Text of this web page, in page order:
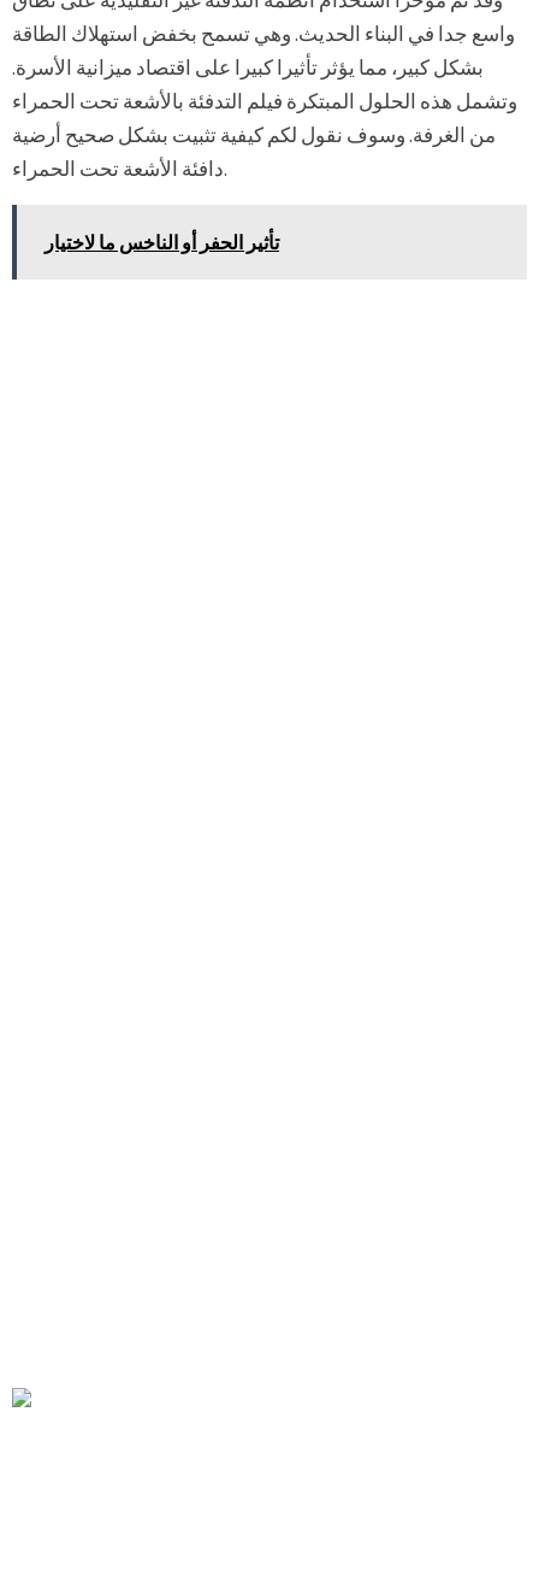
واسع جدا في البناء الحديث. وهي تسمح بخفض استهلاك الطاقة
بشكل كبير، مما يؤثر تأثيرا كبيرا على اقتصاد ميزانية الأسرة.
وتشمل هذه الحلول المبتكرة فيلم التدفئة بالأشعة تحت الحمراء
من الغرفة. وسوف نقول لكم كيفية تثبيت بشكل صحيح أرضية
دافئة الأشعة تحت الحمراء.
تأثير الحفر أو الناخس ما لاختيار